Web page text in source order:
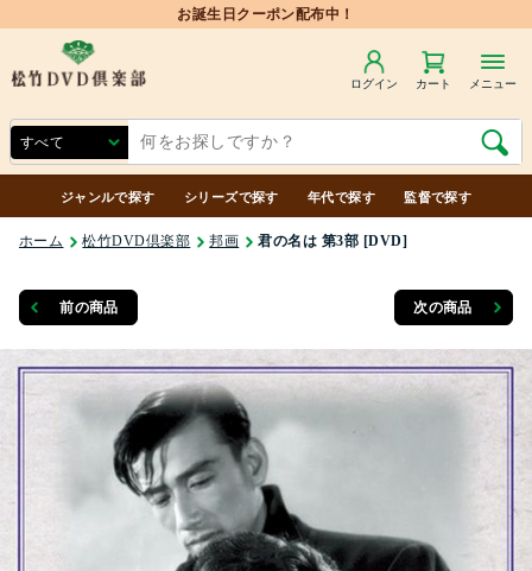
お誕生日クーポン配布中！
ログイン カート メニュー
ジャンルで探す シリーズで探す 年代で探す 監督で探す
ホーム 松竹DVD倶楽部 邦画 君の名は 第3部 [DVD]
前の商品 次の商品